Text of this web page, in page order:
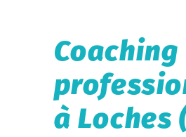
Coaching
à Loches